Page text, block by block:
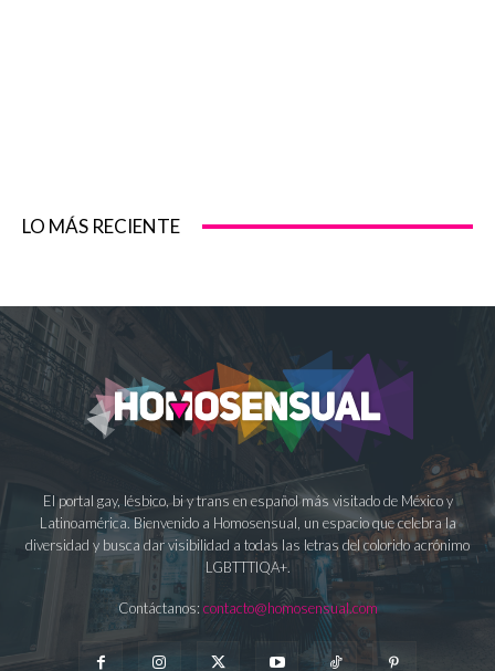
LO MÁS RECIENTE
El portal gay, lésbico, bi y trans en español más visitado de México y
Latinoamérica. Bienvenido a Homosensual, un espacio que celebra la
diversidad y busca dar visibilidad a todas las letras del colorido acrónimo
LGBTTTIQA+.
Contáctanos: contacto@homosensual.com